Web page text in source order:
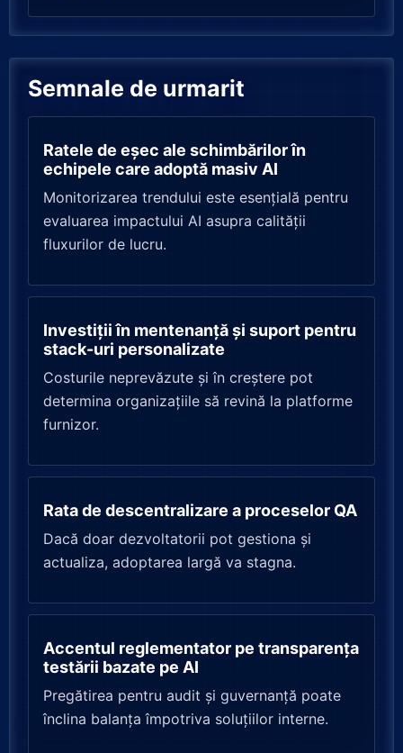
Semnale de urmarit
Ratele de eșec ale schimbărilor în
echipele care adoptă masiv AI
Monitorizarea trendului este esențială pentru
evaluarea impactului AI asupra calității
fluxurilor de lucru.
Investiții în mentenanță și suport pentru
stack-uri personalizate
Costurile neprevăzute și în creștere pot
determina organizațiile să revină la platforme
furnizor.
Rata de descentralizare a proceselor QA
Dacă doar dezvoltatorii pot gestiona și
actualiza, adoptarea largă va stagna.
Accentul reglementator pe transparența
testării bazate pe AI
Pregătirea pentru audit și guvernanță poate
înclina balanța împotriva soluțiilor interne.